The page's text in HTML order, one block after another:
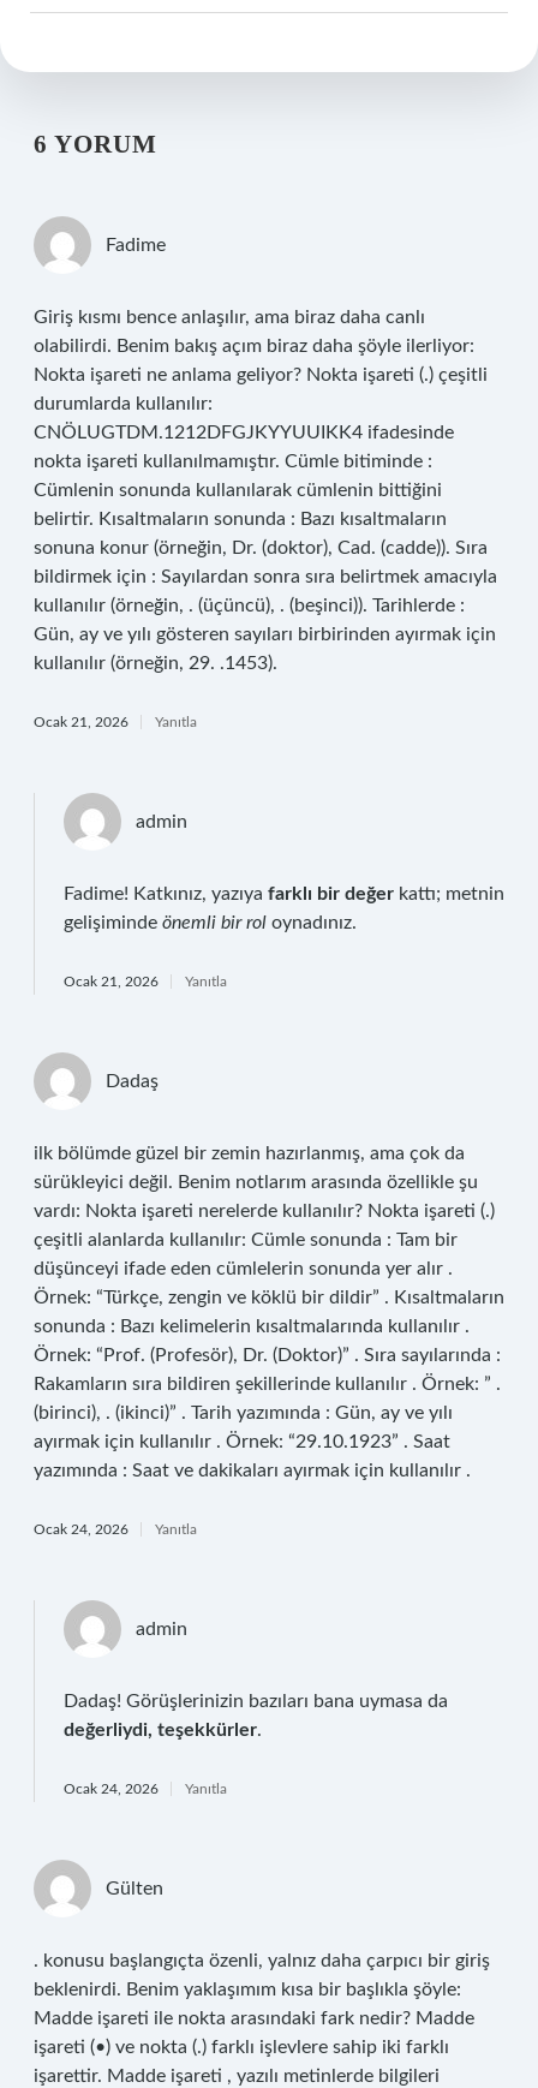
6 YORUM
Fadime
Giriş kısmı bence anlaşılır, ama biraz daha canlı
olabilirdi. Benim bakış açım biraz daha şöyle ilerliyor:
Nokta işareti ne anlama geliyor? Nokta işareti (.) çeşitli
durumlarda kullanılır:
CNÖLUGTDM.1212DFGJKYYUUIKK4 ifadesinde
nokta işareti kullanılmamıştır. Cümle bitiminde :
Cümlenin sonunda kullanılarak cümlenin bittiğini
belirtir. Kısaltmaların sonunda : Bazı kısaltmaların
sonuna konur (örneğin, Dr. (doktor), Cad. (cadde)). Sıra
bildirmek için : Sayılardan sonra sıra belirtmek amacıyla
kullanılır (örneğin, . (üçüncü), . (beşinci)). Tarihlerde :
Gün, ay ve yılı gösteren sayıları birbirinden ayırmak için
kullanılır (örneğin, 29. .1453).
Ocak 21, 2026 Yanıtla
admin
Fadime! Katkınız, yazıya farklı bir değer kattı; metnin
gelişiminde önemli bir rol oynadınız.
Ocak 21, 2026 Yanıtla
Dadaş
ilk bölümde güzel bir zemin hazırlanmış, ama çok da
sürükleyici değil. Benim notlarım arasında özellikle şu
vardı: Nokta işareti nerelerde kullanılır? Nokta işareti (.)
çeşitli alanlarda kullanılır: Cümle sonunda : Tam bir
düşünceyi ifade eden cümlelerin sonunda yer alır .
Örnek: “Türkçe, zengin ve köklü bir dildir” . Kısaltmaların
sonunda : Bazı kelimelerin kısaltmalarında kullanılır .
Örnek: “Prof. (Profesör), Dr. (Doktor)” . Sıra sayılarında :
Rakamların sıra bildiren şekillerinde kullanılır . Örnek: ” .
(birinci), . (ikinci)” . Tarih yazımında : Gün, ay ve yılı
ayırmak için kullanılır . Örnek: “29.10.1923” . Saat
yazımında : Saat ve dakikaları ayırmak için kullanılır .
Ocak 24, 2026 Yanıtla
admin
Dadaş! Görüşlerinizin bazıları bana uymasa da
değerliydi, teşekkürler.
Ocak 24, 2026 Yanıtla
Gülten
. konusu başlangıçta özenli, yalnız daha çarpıcı bir giriş
beklenirdi. Benim yaklaşımım kısa bir başlıkla şöyle:
Madde işareti ile nokta arasındaki fark nedir? Madde
işareti (•) ve nokta (.) farklı işlevlere sahip iki farklı
işarettir. Madde işareti , yazılı metinlerde bilgileri